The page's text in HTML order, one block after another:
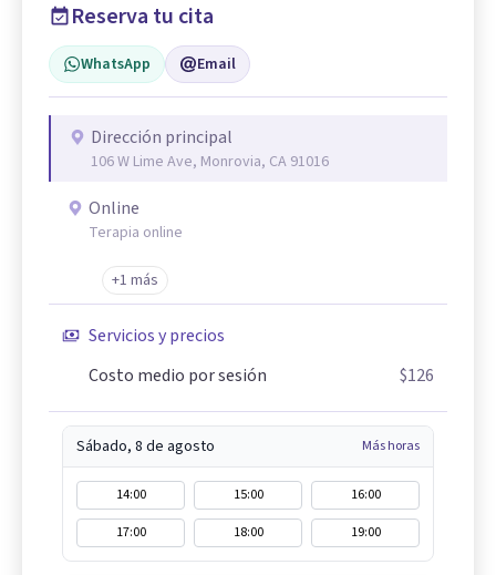
Reserva tu cita
WhatsApp Email
Dirección principal
106 W Lime Ave, Monrovia, CA 91016
Online
Terapia online
+1 más
Servicios y precios
Costo medio por sesión
$126
Sábado, 8 de agosto Más horas
14:00 15:00
16:00
17:00
18:00 19:00